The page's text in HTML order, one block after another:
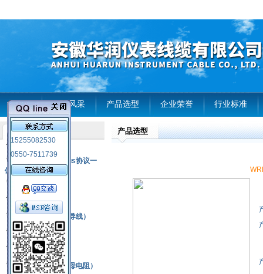
首页 企业风采 产品选型 企业荣誉 行业标准
15255082530
0550-7511739
产品列表
RS485通讯modbus协议一
体化现场智能仪表
热电偶
压力式温度计
热电偶补偿电缆（导线）
振动传感器
热电阻
铂热电阻元件（云母电阻）
产品选型